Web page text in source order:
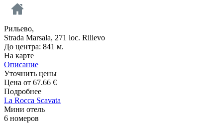
Рильево,
Strada Marsala, 271 loc. Rilievo
До центра: 841 м.
На карте
Описание
Уточнить цены
Цена от 67.66 €
Подробнее
La Rocca Scavata
Мини отель
6 номеров